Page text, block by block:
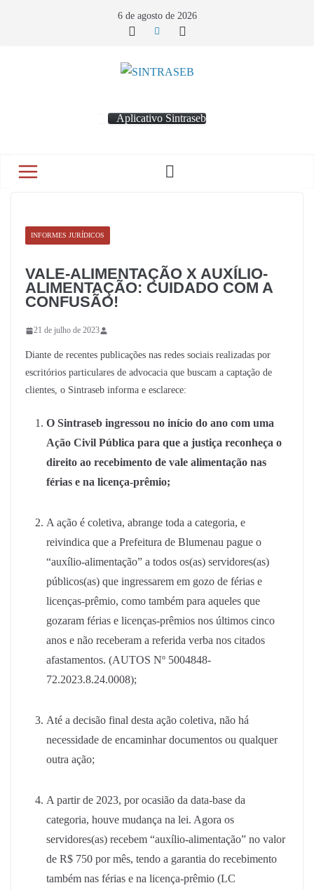
6 de agosto de 2026
Aplicativo Sintraseb
INFORMES JURÍDICOS
VALE-ALIMENTAÇÃO X AUXÍLIO-
ALIMENTAÇÃO: CUIDADO COM A
CONFUSÃO!
21 de julho de 2023
Diante de recentes publicações nas redes sociais realizadas por
escritórios particulares de advocacia que buscam a captação de
clientes, o Sintraseb informa e esclarece:
O Sintraseb ingressou no início do ano com uma
Ação Civil Pública para que a justiça reconheça o
direito ao recebimento de vale alimentação nas
férias e na licença-prêmio;
A ação é coletiva, abrange toda a categoria, e
reivindica que a Prefeitura de Blumenau pague o
“auxílio-alimentação” a todos os(as) servidores(as)
públicos(as) que ingressarem em gozo de férias e
licenças-prêmio, como também para aqueles que
gozaram férias e licenças-prêmios nos últimos cinco
anos e não receberam a referida verba nos citados
afastamentos. (AUTOS Nº 5004848-
72.2023.8.24.0008);
Até a decisão final desta ação coletiva, não há
necessidade de encaminhar documentos ou qualquer
outra ação;
A partir de 2023, por ocasião da data-base da
categoria, houve mudança na lei. Agora os
servidores(as) recebem “auxílio-alimentação” no valor
de R$ 750 por mês, tendo a garantia do recebimento
também nas férias e na licença-prêmio (LC